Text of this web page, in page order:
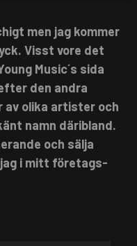
men jag kommer
Visst vore det
Music´s sida
den andra
av olika artister och
namn däribland.
och sälja
i mitt företags-